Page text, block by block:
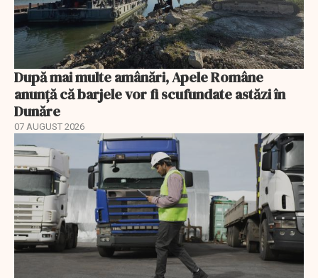
După mai multe amânări, Apele Române
anunță că barjele vor fi scufundate astăzi în
Dunăre
07 AUGUST 2026